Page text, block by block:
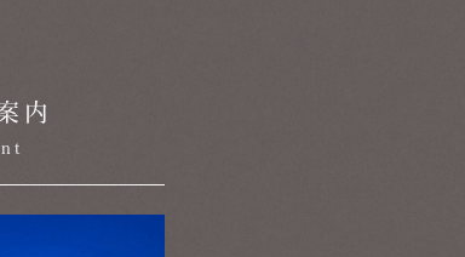
内